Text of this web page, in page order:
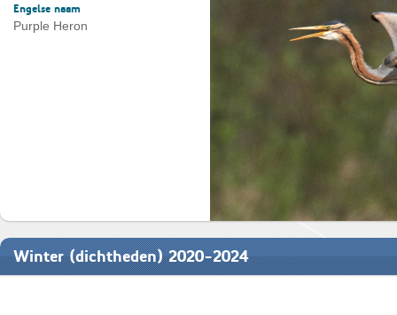
Engelse naam
Purple Heron
Winter (dichtheden) 2020-2024